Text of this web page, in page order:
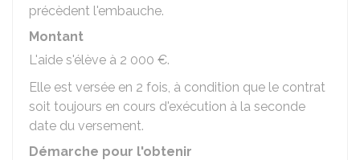
précèdent l'embauche.
Montant
L'aide s'élève à 2 000 €.
Elle est versée en 2 fois, à condition que le contrat
soit toujours en cours d'exécution à la seconde
date du versement.
Démarche pour l'obtenir